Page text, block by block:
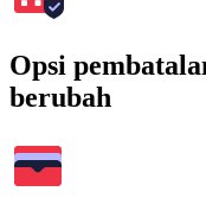
Opsi
berubah